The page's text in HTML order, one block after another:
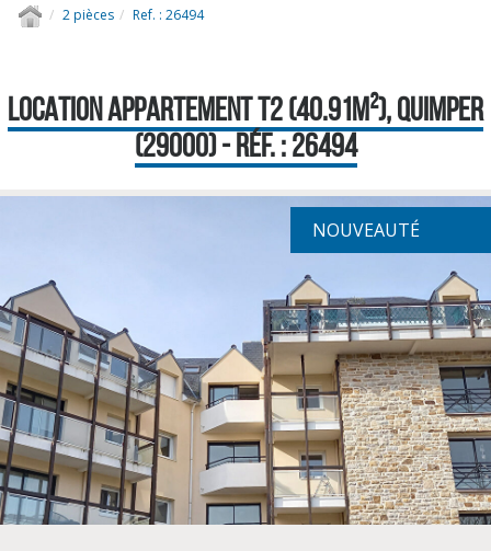
2 pièces Ref. : 26494
LOCATION APPARTEMENT T2 (40.91M²), QUIMPER
(29000) - RÉF. : 26494
NOUVEAUTÉ